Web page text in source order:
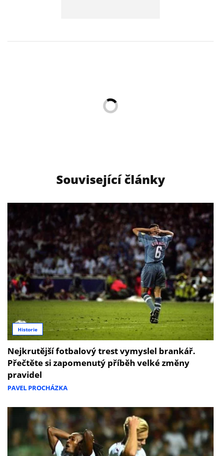
Související články
Historie
Nejkrutější fotbalový trest vymyslel brankář.
Přečtěte si zapomenutý příběh velké změny
pravidel
PAVEL PROCHÁZKA